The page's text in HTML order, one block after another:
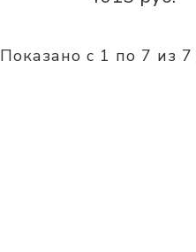
Показано с 1 по 7 из 7